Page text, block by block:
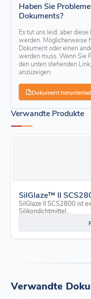
Haben Sie
Dokuments?
Es tut uns leid, aber
werden. Möglicherweise
Dokument oder einen
werden muss. Wenn Sie
den unten stehenden
anzuzeigen.
Dokument
Verwandte Produkte
SilGlaze™ II
SilGlaze II SCS2800 ist
Silikondichtmittel...
Verwandte